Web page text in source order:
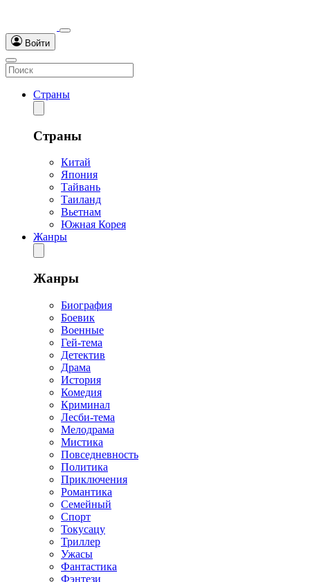
Войти
Страны
Страны
Китай
Япония
Тайвань
Таиланд
Вьетнам
Южная Корея
Жанры
Жанры
Биография
Боевик
Военные
Гей-тема
Детектив
Драма
История
Комедия
Криминал
Лесби-тема
Мелодрама
Мистика
Повседневность
Политика
Приключения
Романтика
Семейный
Спорт
Токусацу
Триллер
Ужасы
Фантастика
Фэнтези